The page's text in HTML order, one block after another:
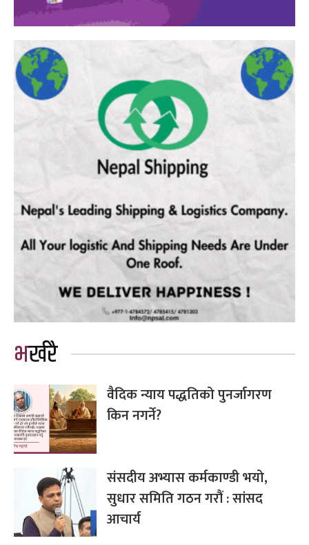
भर्खरै
वैदिक न्याय पद्धतिको पुनर्जागरण
किन नगर्ने?
संसदीय अभ्यास कर्मकाण्डी भयो,
सुधार समिति गठन गरौं : सांसद
आचार्य